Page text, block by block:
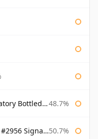
Bottled 1996 48.7%
Signatory 50.7%